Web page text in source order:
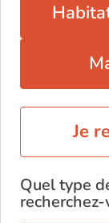
Je
Quel type
recherchez-